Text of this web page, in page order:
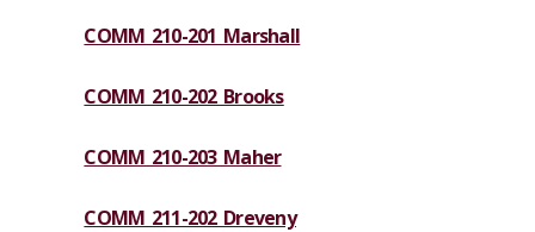
COMM 210-201 Marshall
COMM 210-202 Brooks
COMM 210-203 Maher
COMM 211-202 Dreveny